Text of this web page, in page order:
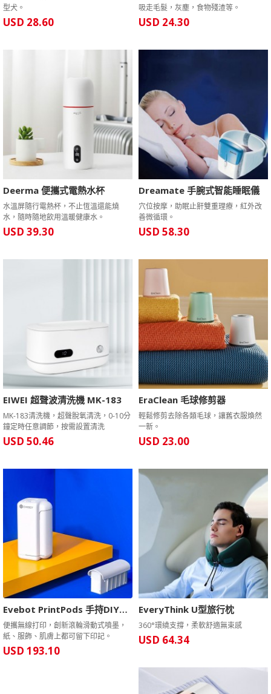
型犬。
USD 28.60
吸走毛髮，灰塵，食物殘渣等。
USD 24.30
Deerma 便攜式電熱水杯
水溫屏隨行電熱杯，不止恆溫還能燒
水，隨時隨地飲用溫暖健康水。
USD 39.30
Dreamate 手腕式智能睡眠儀
穴位按摩，助眠止鼾雙重理療，紅外改
善微循環。
USD 58.30
EIWEI 超聲波清洗機 MK-183
MK-183清洗機，超聲脫氧清洗，0-10分
鐘定時任意調節，按需設置清洗
USD 50.46
EraClean 毛球修剪器
輕鬆修剪去除各類毛球，讓舊衣服煥然
一新。
USD 23.00
Evebot PrintPods 手持DIY印表機
便攜無線打印，創新滾輪滑動式噴墨，
紙、服飾、肌膚上都可留下印記。
USD 193.10
EveryThink U型旅行枕
360°環繞支撐，柔軟舒適無束感
USD 64.34